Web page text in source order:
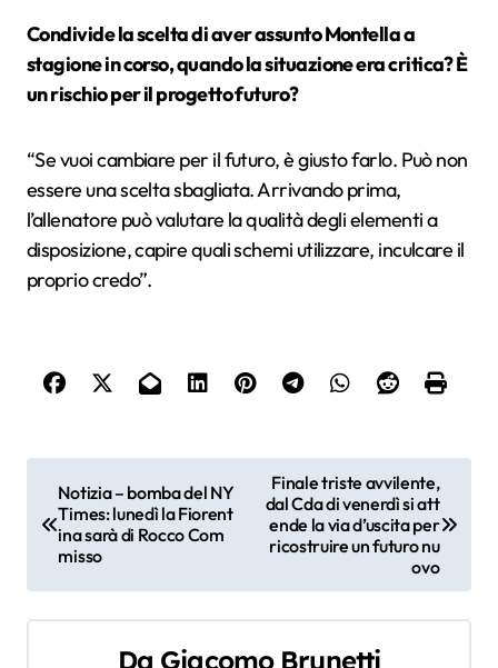
Condivide la scelta di aver assunto Montella a
stagione in corso, quando la situazione era critica? È
un rischio per il progetto futuro?
“Se vuoi cambiare per il futuro, è giusto farlo. Può non
essere una scelta sbagliata. Arrivando prima,
l’allenatore può valutare la qualità degli elementi a
disposizione, capire quali schemi utilizzare, inculcare il
proprio credo”.
a
i
Notizia – bomba del NY
Times: lunedì la Fiorent
ina sarà di Rocco Com
misso
Finale triste avvilente,
dal Cda di venerdì si att
ende la via d’uscita per
ricostruire un futuro nu
ovo
Da Giacomo Brunetti